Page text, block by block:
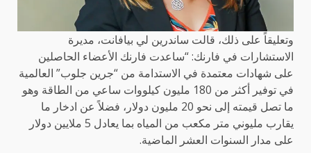
وتعليقاً على ذلك، قالت ساندرين لي بيافانت، مديرة
الاستشارات في فارنك: “ساعدت فارنك الأعضاء الحاصلين
على شهادات معتمدة في الاستدامة من “جرين جلوب” العالمية
في توفير أكثر من 180 مليون كيلووات ساعي من الطاقة وهو
ما تصل قيمته إلى نحو 20 مليون دولار، فضلاً عن ادخار ما
يقارب مليوني متر مكعب من المياه بما يعادل 5 ملايين دولار
على مدار السنوات العشر الماضية.